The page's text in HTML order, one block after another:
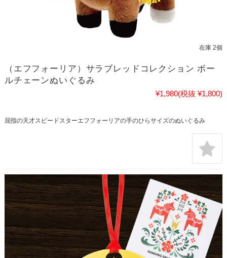
在庫 2個
（エフフォーリア）サラブレッドコレクション ボー
ルチェーンぬいぐるみ
¥1,980(税抜 ¥1,800)
屈指の天才スピードスターエフフォーリアの手のひらサイズのぬいぐるみ